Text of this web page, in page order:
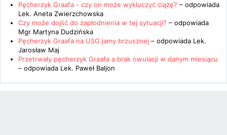
Pęcherzyk Graafa - czy on może wykluczyć ciążę? – odpowiada
Lek. Aneta Zwierzchowska
Czy może dojść do zapłodnienia w tej sytuacji? – odpowiada
Mgr Martyna Dudzińska
Pęcherzyk Graafa na USG jamy brzusznej – odpowiada Lek.
Jarosław Maj
Przetrwały pęcherzyk Graafa a brak owulacji w danym miesiącu
– odpowiada Lek. Paweł Baljon